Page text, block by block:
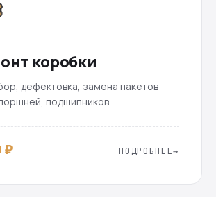
коробки
дефектовка, замена пакетов
подшипников.
₽ ПОДРОБНЕЕ